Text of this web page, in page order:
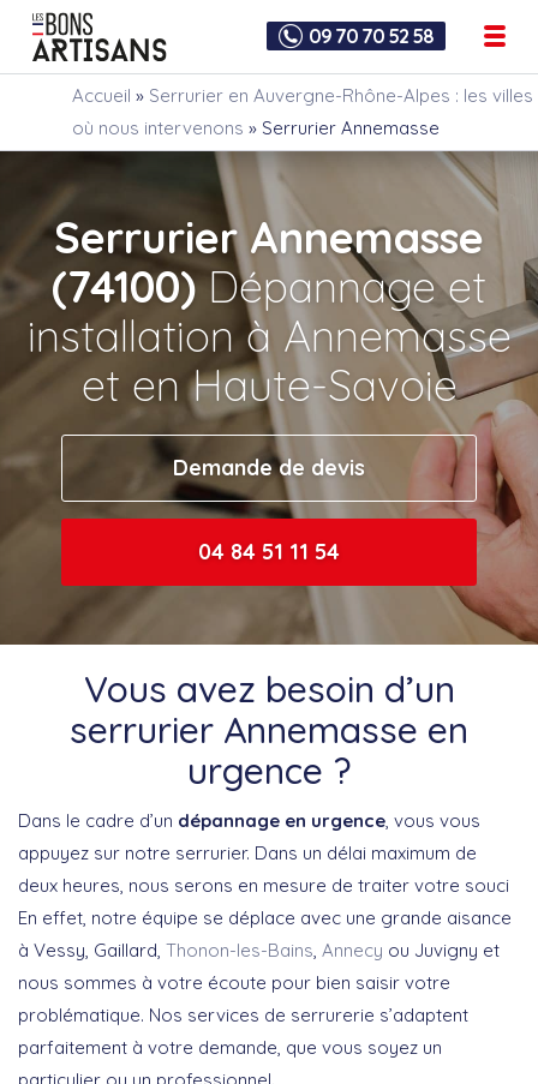
09 70 70 52 58
Accueil » Serrurier en Auvergne-Rhône-Alpes : les villes
où nous intervenons » Serrurier Annemasse
Serrurier Annemasse
(74100)Dépannage et
installation à Annemasse
et en Haute-Savoie
Demande de devis
04 84 51 11 54
Vous avez besoin d’un
serrurier Annemasse en
urgence ?
Dans le cadre d’un dépannage en urgence , vous vous
appuyez sur notre serrurier. Dans un délai maximum de
deux heures, nous serons en mesure de traiter votre souci
En effet, notre équipe se déplace avec une grande aisance
à Vessy, Gaillard, Thonon-les-Bains Annecy ou Juvigny et
nous sommes à votre écoute pour bien saisir votre
problématique. Nos services de serrurerie s’adaptent
parfaitement à votre demande, que vous soyez un